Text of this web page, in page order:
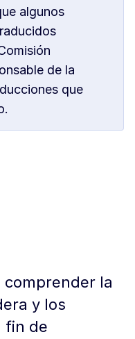
algunos
de la
que
comprender la
y los
fin de